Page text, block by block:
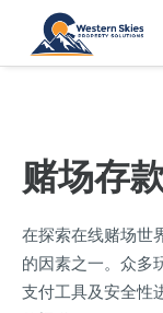
赌场存
在探索在线赌场世
的因素之一。众多
支付工具及安全性